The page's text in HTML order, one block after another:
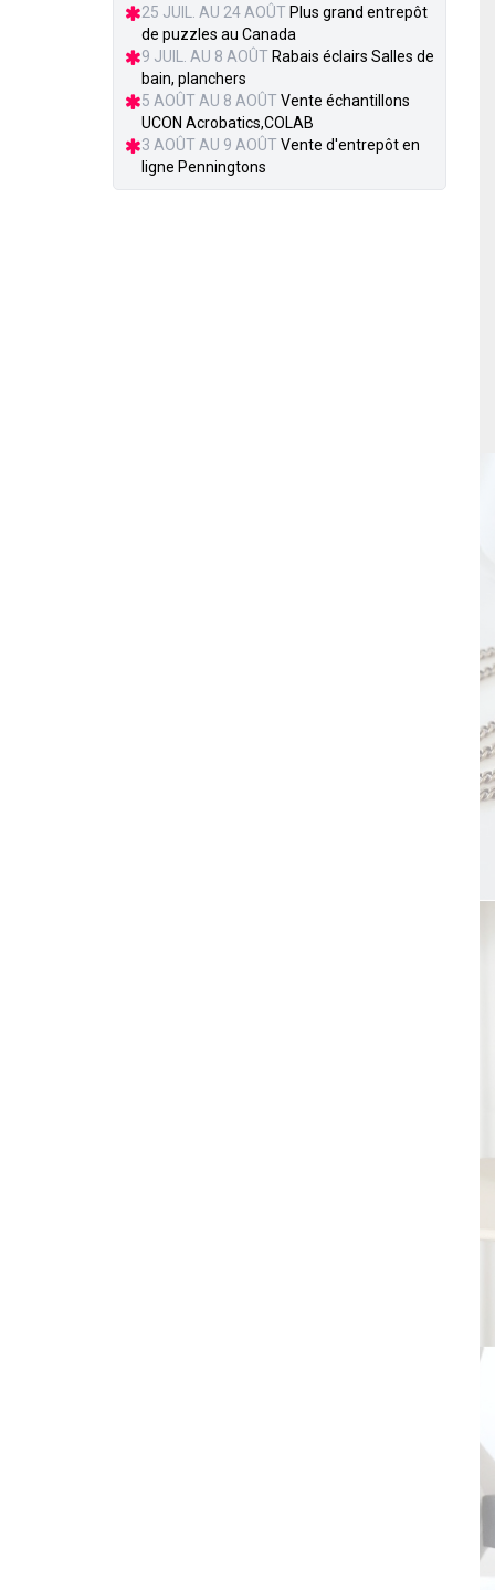
25 JUIL. AU 24 AOÛT Plus grand entrepôt
de puzzles au Canada
9 JUIL. AU 8 AOÛT Rabais éclairs Salles de
bain, planchers
5 AOÛT AU 8 AOÛT Vente échantillons
UCON Acrobatics,COLAB
3 AOÛT AU 9 AOÛT Vente d'entrepôt en
ligne Penningtons